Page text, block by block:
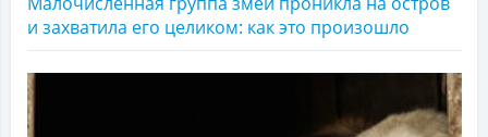
и захватила его целиком: как это произошло